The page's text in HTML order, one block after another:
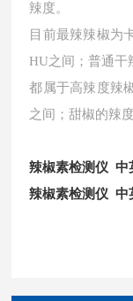
辣度。
目前最辣辣椒为
HU之间；普通干
都属于高辣度辣
之间；甜椒的辣
辣椒素检测仪 中
辣椒素检测仪 中